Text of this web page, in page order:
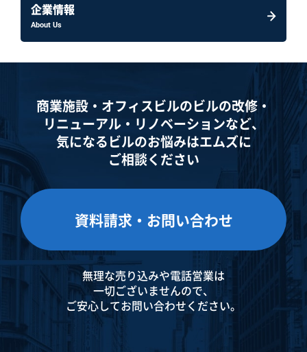
企業情報
About Us
商業施設・オフィスビルのビルの改修・
リニューアル・ リノベーションなど、
気になるビルのお悩みはエムズに
ご相談ください
資料請求・お問い合わせ
無理な売り込みや電話営業は
一切ございませんので、
ご安心してお問い合わせください。